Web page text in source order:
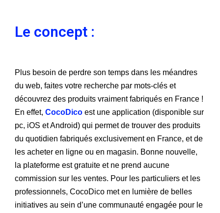
Le concept :
Plus besoin de perdre son temps dans les méandres
du web, faites votre recherche par mots-clés et
découvrez des produits vraiment fabriqués en France !
En effet, CocoDico est une application (disponible sur
pc, iOS et Android) qui permet de trouver des produits
du quotidien fabriqués exclusivement en France, et de
les acheter en ligne ou en magasin. Bonne nouvelle,
la plateforme est gratuite et ne prend aucune
commission sur les ventes. Pour les particuliers et les
professionnels, CocoDico met en lumière de belles
initiatives au sein d’une communauté engagée pour le